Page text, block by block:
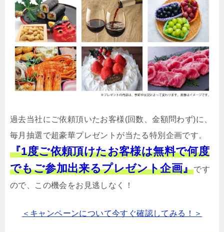
過去当社にご依頼頂いたお客様(回数、金額問わず)に、
毎月抽選で超豪華プレゼントが当たる特別企画です。
『1度ご依頼頂けたお客様は無料で何度
でもご参加出来るプレゼント企画』です
ので、この機会をお見逃しなく！
＜キャンペーンについて今すぐ確認してみる！＞